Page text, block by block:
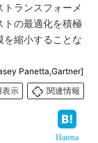
ランスフォーメ
トの最適化を積極
を縮小することな
Panetta,Gartner]
表示
関連情報
Hatena